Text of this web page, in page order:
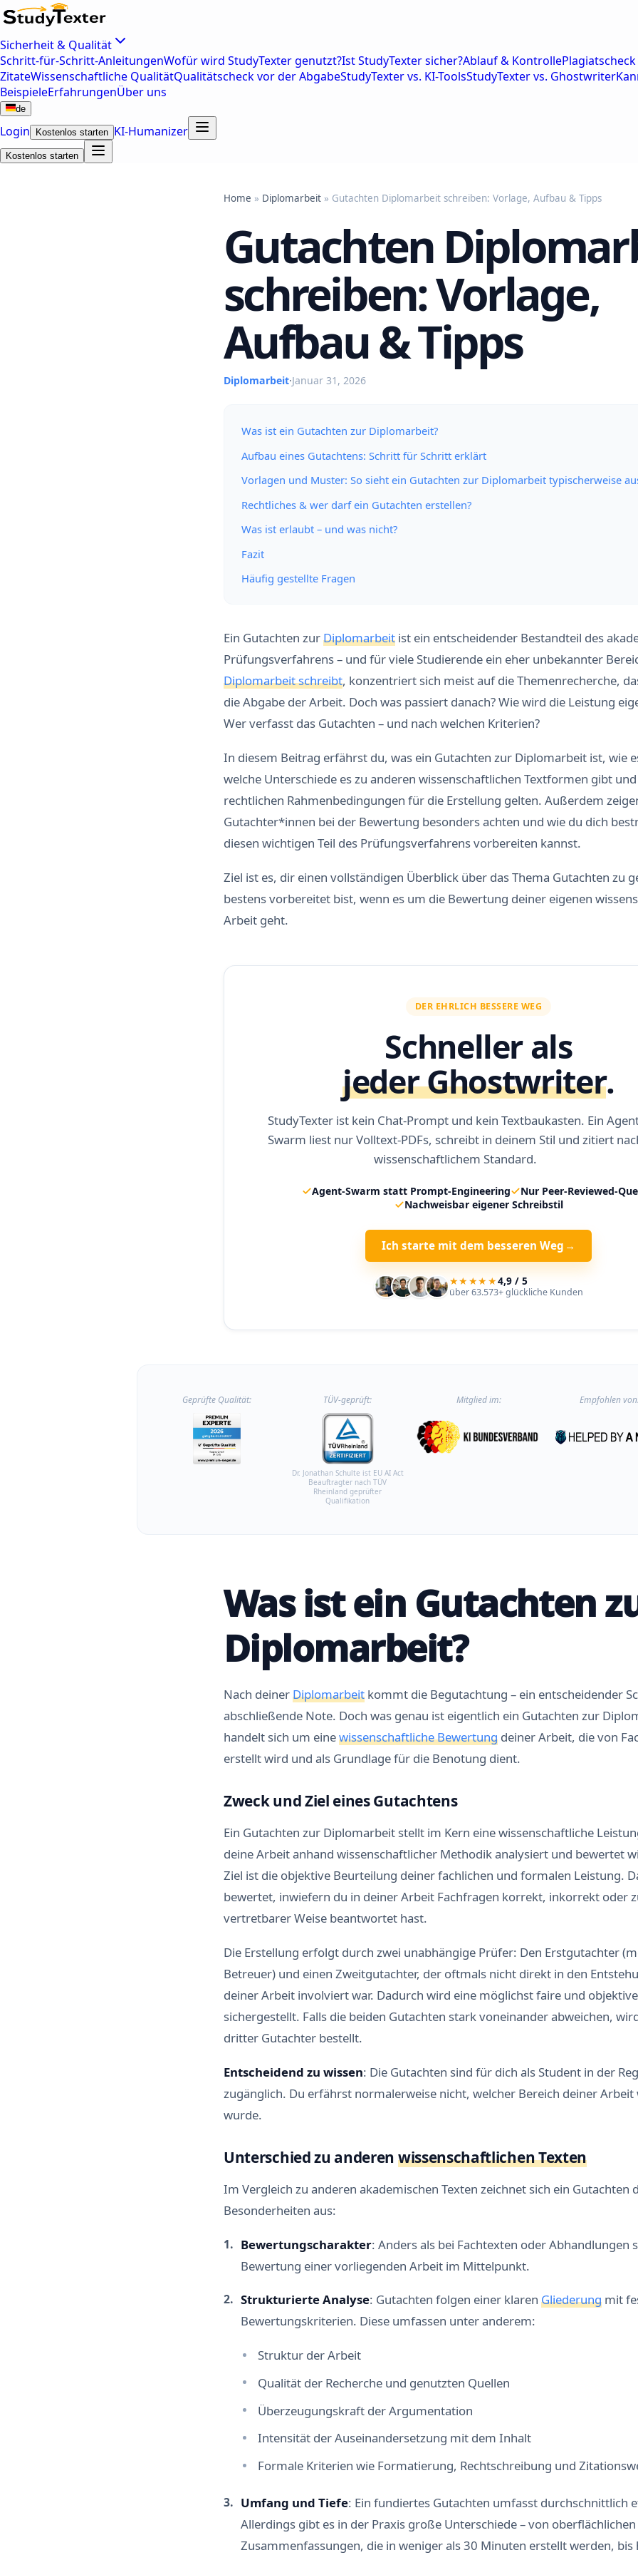
Sicherheit & Qualität
Schritt-für-Schritt-AnleitungenWofür wird StudyTexter genutzt?Ist StudyTexter sicher?Ablauf & Kontrolle
ZitateWissenschaftliche QualitätQualitätscheck vor der AbgabeStudyTexter vs. KI-ToolsStudyTexter vs. Ghostwriter
BeispieleErfahrungenÜber uns
de
Login Kostenlos starten KI-Humanizer
Kostenlos starten
Home » Diplomarbeit » Gutachten Diplomarbeit schreiben: Vorlage, Aufbau & Tipps
Gutachten
schreiben: Vorlage,
Aufbau & Tipps
Diplomarbeit·Januar 31, 2026
Was ist ein Gutachten zur Diplomarbeit?
Aufbau eines Gutachtens: Schritt für Schritt erklärt
Vorlagen und Muster: So sieht ein Gutachten zur Diplomarbeit typischerweise
Rechtliches & wer darf ein Gutachten erstellen?
Was ist erlaubt – und was nicht?
Fazit
Häufig gestellte Fragen
Ein Gutachten zurDiplomarbeit ist ein entscheidender Bestandteil des
Prüfungsverfahrens – und für viele Studierende ein eher unbekannter
Diplomarbeit schreibt, konzentriert sich meist auf die Themenrecherche,
die Abgabe der Arbeit. Doch was passiert danach? Wie wird die Leistung
Wer verfasst das Gutachten – und nach welchen Kriterien?
In diesem Beitrag erfährst du, was ein Gutachten zur Diplomarbeit ist, wie
welche Unterschiede es zu anderen wissenschaftlichen Textformen gibt
rechtlichen Rahmenbedingungen für die Erstellung gelten. Außerdem
Gutachter*innen bei der Bewertung besonders achten und wie du dich
diesen wichtigen Teil des Prüfungsverfahrens vorbereiten kannst.
Ziel ist es, dir einen vollständigen Überblick über das Thema Gutachten zu
bestens vorbereitet bist, wenn es um die Bewertung deiner eigenen
Arbeit geht.
DER EHRLICH BESSERE WEG
Schneller als
jeder Ghostwriter.
StudyTexter ist kein Chat-Prompt und kein Textbaukasten. Ein
Swarm liest nur Volltext-PDFs, schreibt in deinem Stil und zitiert
wissenschaftlichem Standard.
Agent-Swarm statt Prompt-Engineering
Nur Peer-Reviewed-
Nachweisbar eigener Schreibstil
Ich starte mit dem besseren Weg →
★★★★★4,9 / 5
über 63.573+ glückliche Kunden
Geprüfte Qualität: TÜV-geprüft:
Dr. Jonathan Schulte ist EU AI Act
Beauftragter nach TÜV
Rheinland geprüfter
Qualifikation
Mitglied im: Empfohlen
Was ist ein Gutachten
Diplomarbeit?
Nach deinerDiplomarbeit kommt die Begutachtung – ein entscheidender
abschließende Note. Doch was genau ist eigentlich ein Gutachten zur
handelt sich um einewissenschaftliche Bewertung deiner Arbeit, die von
erstellt wird und als Grundlage für die Benotung dient.
Zweck und Ziel eines Gutachtens
Ein Gutachten zur Diplomarbeit stellt im Kern eine wissenschaftliche
deine Arbeit anhand wissenschaftlicher Methodik analysiert und bewertet
Ziel ist die objektive Beurteilung deiner fachlichen und formalen Leistung.
bewertet, inwiefern du in deiner Arbeit Fachfragen korrekt, inkorrekt oder
vertretbarer Weise beantwortet hast.
Die Erstellung erfolgt durch zwei unabhängige Prüfer: Den Erstgutachter
Betreuer) und einen Zweitgutachter, der oftmals nicht direkt in den
deiner Arbeit involviert war. Dadurch wird eine möglichst faire und
sichergestellt. Falls die beiden Gutachten stark voneinander abweichen,
dritter Gutachter bestellt.
Entscheidend zu wissen: Die Gutachten sind für dich als Student in der
zugänglich. Du erfährst normalerweise nicht, welcher Bereich deiner
wurde.
Unterschied zu anderen wissenschaftlichen Texten
Im Vergleich zu anderen akademischen Texten zeichnet sich ein Gutachten
Besonderheiten aus:
Bewertungscharakter: Anders als bei Fachtexten oder Abhandlungen
Bewertung einer vorliegenden Arbeit im Mittelpunkt.
Strukturierte Analyse: Gutachten folgen einer klaren Gliederung mit
Bewertungskriterien. Diese umfassen unter anderem:
Struktur der Arbeit
Qualität der Recherche und genutzten Quellen
Überzeugungskraft der Argumentation
Intensität der Auseinandersetzung mit dem Inhalt
Formale Kriterien wie Formatierung, Rechtschreibung und
Umfang und Tiefe: Ein fundiertes Gutachten umfasst durchschnittlich
Allerdings gibt es in der Praxis große Unterschiede – von oberflächlichen
Zusammenfassungen, die in weniger als 30 Minuten erstellt werden, bis